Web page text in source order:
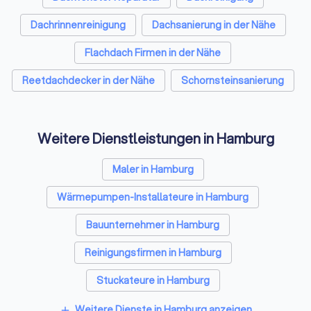
Brüssel unterhält
eigenes Büro. Der ZDH und seine
Mitglieder
von
vergleichbaren
Mittel- und
Partner in die
zu vertreten.
Dachrinnenreinigung
Dachsanierung in der Nähe
Flachdach Firmen in der Nähe
Reetdachdecker in der Nähe
Schornsteinsanierung
Weitere Dienstleistungen in Hamburg
Maler in Hamburg
Wärmepumpen-Installateure in Hamburg
Bauunternehmer in Hamburg
Reinigungsfirmen in Hamburg
Stuckateure in Hamburg
Spezialisten für Dämmung in Hamburg